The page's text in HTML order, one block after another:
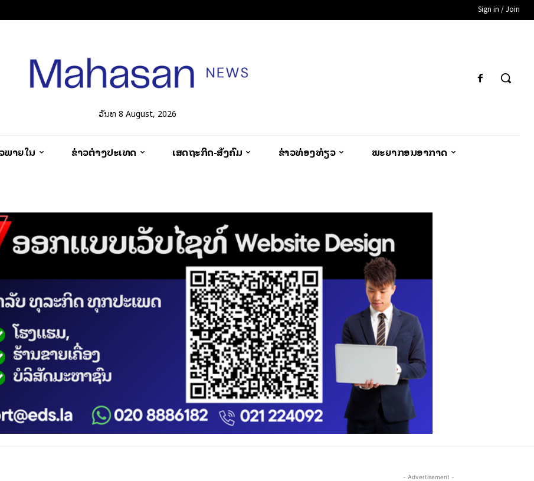
Sign in / Join
ວັນທີ 8 August, 2026
ພາຍໃນ ຂ່າວຕ່າງປະເທດ ເສດຖະກິດ-ສັງຄົມ ຂ່າວທ່ອງທ່ຽວ ພະຍາກອນອາກາດ
- Advertisement -